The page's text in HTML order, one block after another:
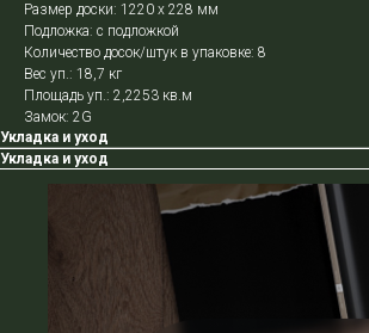
Размер доски: 1220 х 228 мм
Подложка: с подложкой
Количество досок/штук в упаковке: 8
Вес уп.: 18,7 кг
Площадь уп.: 2,2253 кв.м
Замок: 2G
Укладка и уход
Укладка и уход